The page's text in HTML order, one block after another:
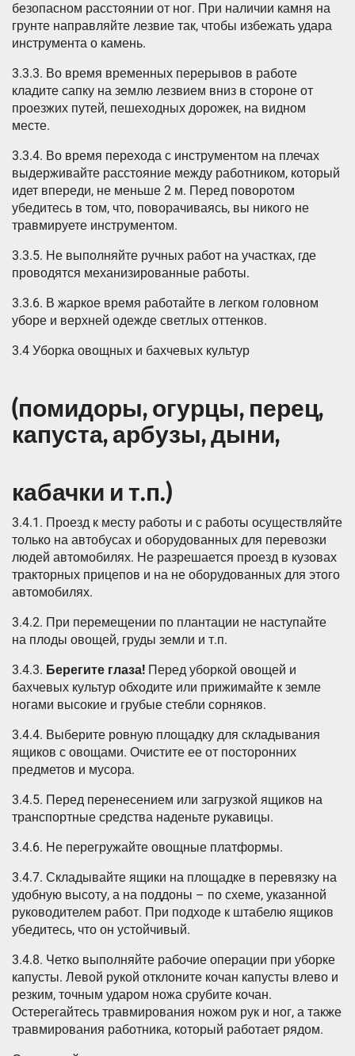
безопасном расстоянии от ног. При наличии камня на
грунте направляйте лезвие так, чтобы избежать удара
инструмента о камень.
3.3.3. Во время временных перерывов в работе
кладите сапку на землю лезвием вниз в стороне от
проезжих путей, пешеходных дорожек, на видном
месте.
3.3.4. Во время перехода с инструментом на плечах
выдерживайте расстояние между работником, который
идет впереди, не меньше 2 м. Перед поворотом
убедитесь в том, что, поворачиваясь, вы никого не
травмируете инструментом.
3.3.5. Не выполняйте ручных работ на участках, где
проводятся механизированные работы.
3.3.6. В жаркое время работайте в легком головном
уборе и верхней одежде светлых оттенков.
3.4 Уборка овощных и бахчевых культур
(помидоры, огурцы, перец,
капуста, арбузы, дыни,
кабачки и т.п.)
3.4.1. Проезд к месту работы и с работы осуществляйте
только на автобусах и оборудованных для перевозки
людей автомобилях. Не разрешается проезд в кузовах
тракторных прицепов и на не оборудованных для этого
автомобилях.
3.4.2. При перемещении по плантации не наступайте
на плоды овощей, груды земли и т.п.
3.4.3. Берегите глаза! Перед уборкой овощей и
бахчевых культур обходите или прижимайте к земле
ногами высокие и грубые стебли сорняков.
3.4.4. Выберите ровную площадку для складывания
ящиков с овощами. Очистите ее от посторонних
предметов и мусора.
3.4.5. Перед перенесением или загрузкой ящиков на
транспортные средства наденьте рукавицы.
3.4.6. Не перегружайте овощные платформы.
3.4.7. Складывайте ящики на площадке в перевязку на
удобную высоту, а на поддоны – по схеме, указанной
руководителем работ. При подходе к штабелю ящиков
убедитесь, что он устойчивый.
3.4.8. Четко выполняйте рабочие операции при уборке
капусты. Левой рукой отклоните кочан капусты влево и
резким, точным ударом ножа срубите кочан.
Остерегайтесь травмирования ножом рук и ног, а также
травмирования работника, который работает рядом.